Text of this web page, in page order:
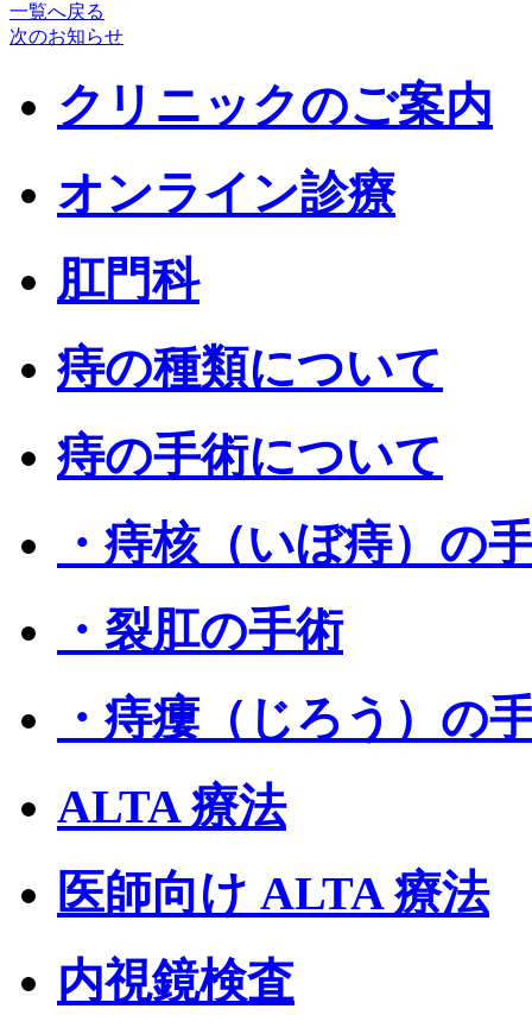
一覧へ戻る
次のお知らせ
クリニックのご案内
オンライン診療
肛門科
痔の種類について
痔の手術について
・痔核（いぼ痔）の
・裂肛の手術
・痔瘻（じろう）の
ALTA 療法
医師向け ALTA 療法
内視鏡検査